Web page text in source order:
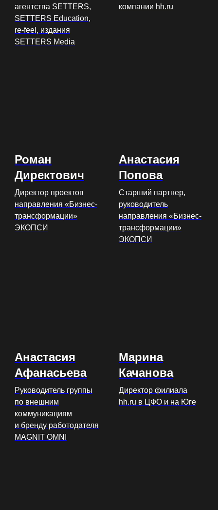
агентства SETTERS,
SETTERS Education,
re-feel, издания
SETTERS Media
компании hh.ru
Роман
Директович
Директор проектов
направления «Бизнес-
трансформации»
ЭКОПСИ
Анастасия
Попова
Старший партнер,
руководитель
направления «Бизнес-
трансформации»
ЭКОПСИ
Анастасия
Афанасьева
Руководитель группы
по внешним
коммуникациям
и бренду работодателя
MAGNIT OMNI
Марина
Качанова
Директор филиала
hh.ru в ЦФО и на Юге